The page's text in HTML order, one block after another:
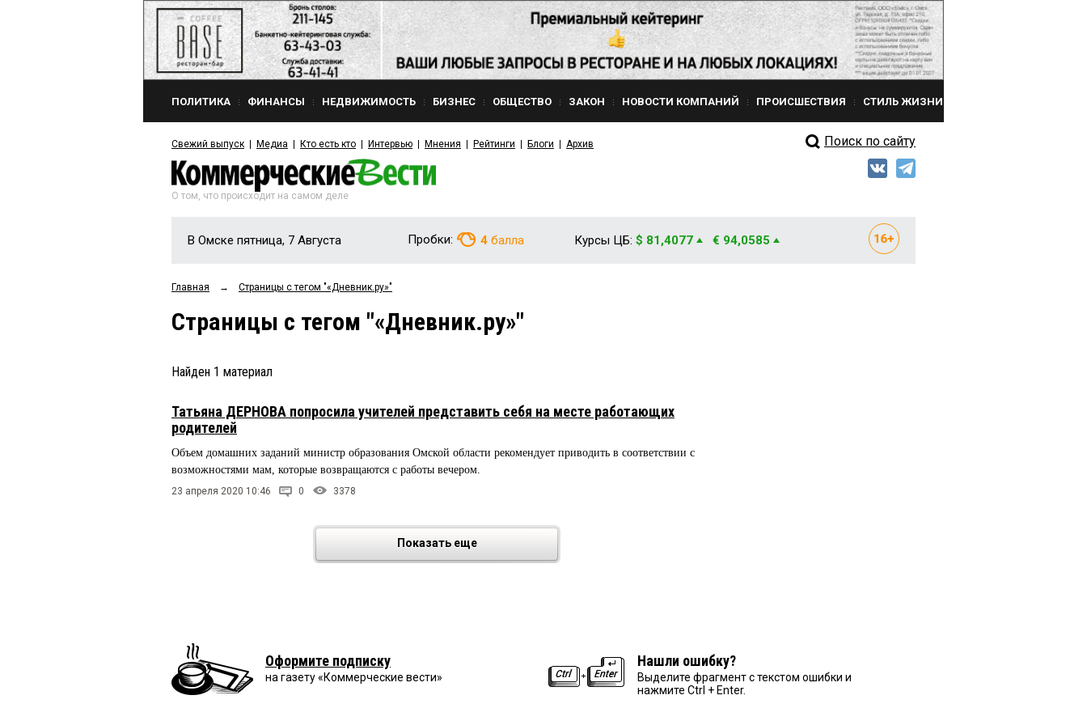
ПОЛИТИКА ФИНАНСЫ НЕДВИЖИМОСТЬ БИЗНЕС ОБЩЕСТВО ЗАКОН НОВОСТИ КОМПАНИЙ ПРОИСШЕСТВИЯ СТИЛЬ ЖИЗНИ
Свежий выпуск Медиа Кто есть кто Интервью Мнения Рейтинги Блоги Архив Поиск по сайту
О том, что происходит на самом деле
В Омске пятница, 7 Августа Пробки: 4 балла Курсы ЦБ: $ 81,4077 € 94,0585
Главная → Страницы c тегом "«Дневник.ру»"
Страницы c тегом "«Дневник.ру»"
Найден 1 материал
Татьяна ДЕРНОВА попросила учителей представить себя на месте работающих
родителей
Объем домашних заданий министр образования Омской области рекомендует приводить в соответствии с
возможностями мам, которые возвращаются с работы вечером.
23 апреля 2020 10:46 0 3378
Показать еще
Оформите подписку
на газету «Коммерческие вести»
Нашли ошибку?
Выделите фрагмент с текстом ошибки и
нажмите Ctrl + Enter.